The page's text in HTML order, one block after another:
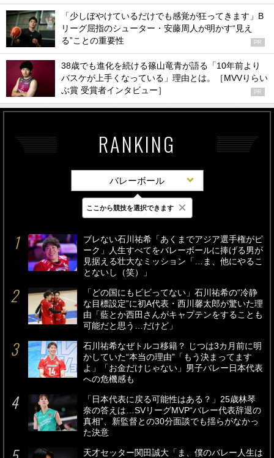
「少しぼやけているだけでも感覚が狂ってきます」B
リーグ屈指のシューター・安藤周人が明かす“見え
る”ことの重要性
PR
38歳でも進化を続ける篠山竜青が語る「10年前より
バスケが上手くなっている」理由とは。［MVVりらい
ぶ賞 受賞者インタビュー］
PR
RANKING
バレーボール
最新 24時間 週間
ブレない石川祐希「あくまでアジア選手権がピ
ーク」人生すべてをバレーボールに捧げる男が
見据える壮大なミッション「…ま、他にやるこ
とないし（笑）」
「どの国にもビビってない」石川祐希の“冷静
な目標設定”に初A代表・西川馨太郎が驚いた理
由「藍とか西田さんがキャプテンをすることも
可能だと思う…だけど」
石川祐希なぜトルコ移籍？ じつは3カ月前に明
かしていた“本当の理由”「もう決まってます
よ」「お金だけじゃない」男子バレー日本代表
への危機感も
「日本代表に戻る可能性はある？」25歳林琴
奈の答えは…SVリーグMVP“バレー代表辞退の
真相”、新監督との30分面談でも揺らがなかっ
た決意
天才セッター関田誠大「ま、僕のバレー人生は
ここから競技を選択できます ×